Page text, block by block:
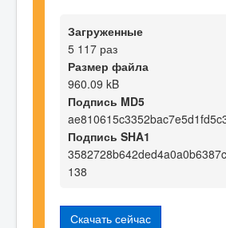
Загруженные
5 117 раз
Размер файла
960.09 kB
Подпись MD5
Подпись SHA1
138
Скачать сейчас